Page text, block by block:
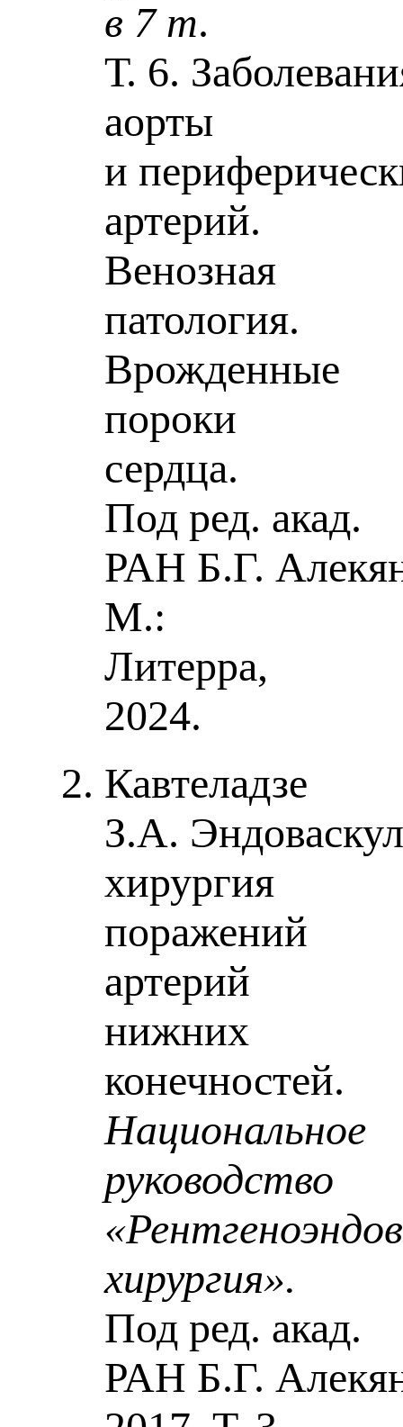
в 7 т.
Т. 6.
аорты
и
артерий.
Венозная
патология.
Врожденные
пороки
сердца.
Под ред. акад.
РАН Б.Г.
М.:
Литерра,
2024.
Кавтеладзе
З.А.
хирургия
поражений
артерий
нижних
конечностей.
Национальное
руководство
хирургия».
Под ред. акад.
РАН Б.Г.